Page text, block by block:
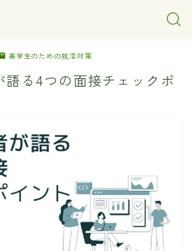
薬学生のための就活対策
る4つの面接チェックポ